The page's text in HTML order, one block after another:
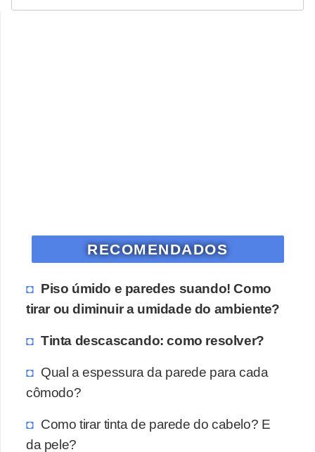
RECOMENDADOS
Piso úmido e paredes suando! Como
tirar ou diminuir a umidade do ambiente?
Tinta descascando: como resolver?
Qual a espessura da parede para cada
cômodo?
Como tirar tinta de parede do cabelo? E
da pele?